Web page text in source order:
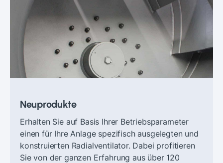
Neuprodukte
Erhalten Sie auf Basis Ihrer Betriebsparameter
einen für Ihre Anlage spezifisch ausgelegten und
konstruierten Radialventilator. Dabei profitieren
Sie von der ganzen Erfahrung aus über 120